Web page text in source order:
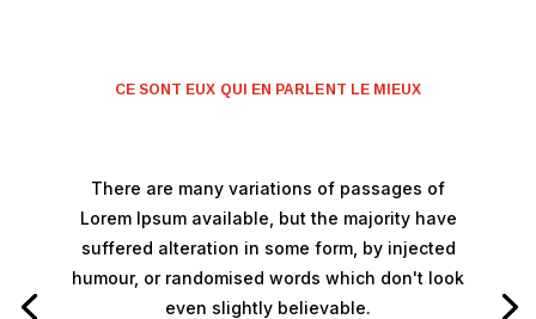
CE SONT EUX QUI EN PARLENT LE MIEUX
There are many variations of passages of
Lorem Ipsum available, but the majority have
suffered alteration in some form, by injected
humour, or randomised words which don't look
even slightly believable.